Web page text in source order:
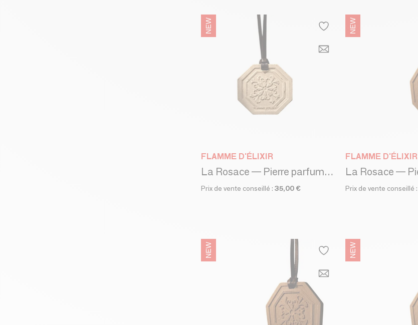
FLAMME D'ÉLIXIR
La Rosace — Pierre parfumée - SAFRAN ET CARDAMOME - PIERRE MARBRÉE
Prix de vente conseillé : 35,00 €
FLAMME D'ÉLIXIR
Prix de vente conseillé :